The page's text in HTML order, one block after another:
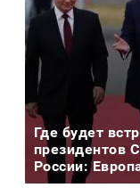
Где будет
президентов
России: